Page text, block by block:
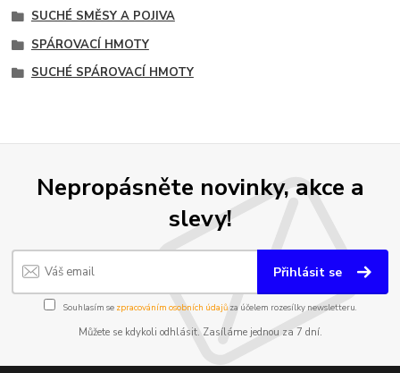
SUCHÉ SMĚSY A POJIVA
SPÁROVACÍ HMOTY
SUCHÉ SPÁROVACÍ HMOTY
Nepropásněte novinky, akce a
slevy!
Přihlásit se
Souhlasím se zpracováním osobních údajůza účelem rozesílky newsletteru.
Můžete se kdykoli odhlásit. Zasíláme jednou za 7 dní.